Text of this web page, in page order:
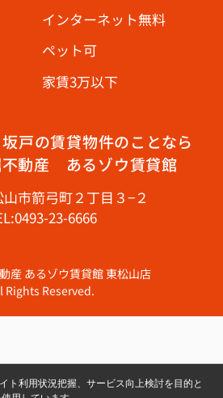
インターネット無料
ペット可
家賃3万以下
戸の賃貸物件のことなら
動産 あるゾウ賃貸館
市箭弓町２丁目３−２
23-6666
産 あるゾウ賃貸館 東松山店
Rights Reserved.
ト利用状況把握、サービス向上検討を目的と